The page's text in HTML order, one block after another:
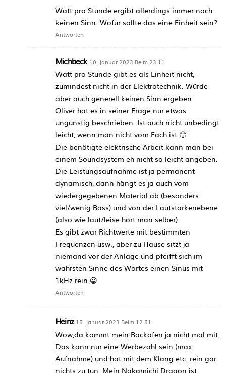
Watt pro Stunde ergibt allerdings immer noch
keinen Sinn. Wofür sollte das eine Einheit sein?
Antworten
Michbeck 10. Januar 2023 Beim 23:11
Watt pro Stunde gibt es als Einheit nicht,
zumindest nicht in der Elektrotechnik. Würde
aber auch generell keinen Sinn ergeben.
Oliver hat es in seiner Frage nur etwas
ungünstig beschrieben. Ist auch nicht unbedingt
leicht, wenn man nicht vom Fach ist 🙂
Die benötigte elektrische Arbeit kann man bei
einem Soundsystem eh nicht so leicht angeben.
Die Leistungsaufnahme ist ja permanent
dynamisch, dann hängt es ja auch vom
wiedergegebenen Material ab (besonders
viel/wenig Bass) und von der Lautstärkenebene
(also wie laut/leise hört man selber).
Es gibt zwar Richtwerte mit bestimmten
Frequenzen usw., aber zu Hause sitzt ja
niemand vor der Anlage und pfeifft sich im
wahrsten Sinne des Wortes einen Sinus mit
1kHz rein 😀
Antworten
Heinz 15. Januar 2023 Beim 12:51
Wow,da kommt mein Backofen ja nicht mal mit.
Das kann nur eine Werbezahl sein (max.
Aufnahme) und hat mit dem Klang etc. rein gar
nichts zu tun. Mein Nakamichi Dragon ist